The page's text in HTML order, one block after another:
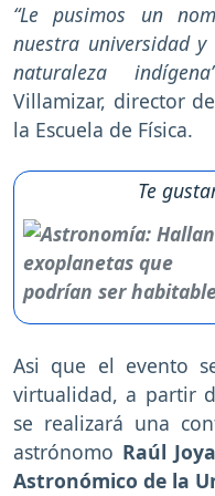
“Le pusimos un
nuestra universidad
naturaleza
Villamizar, director
la Escuela de Física.
Te
Asi que el evento
virtualidad, a partir
se realizará una
astrónomo Raúl
Astronómico de la